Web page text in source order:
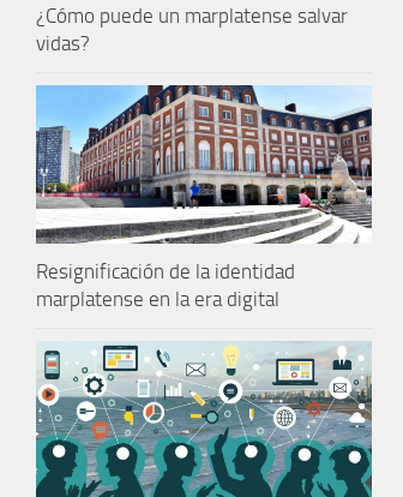
¿Cómo puede un marplatense salvar
vidas?
Resignificación de la identidad
marplatense en la era digital